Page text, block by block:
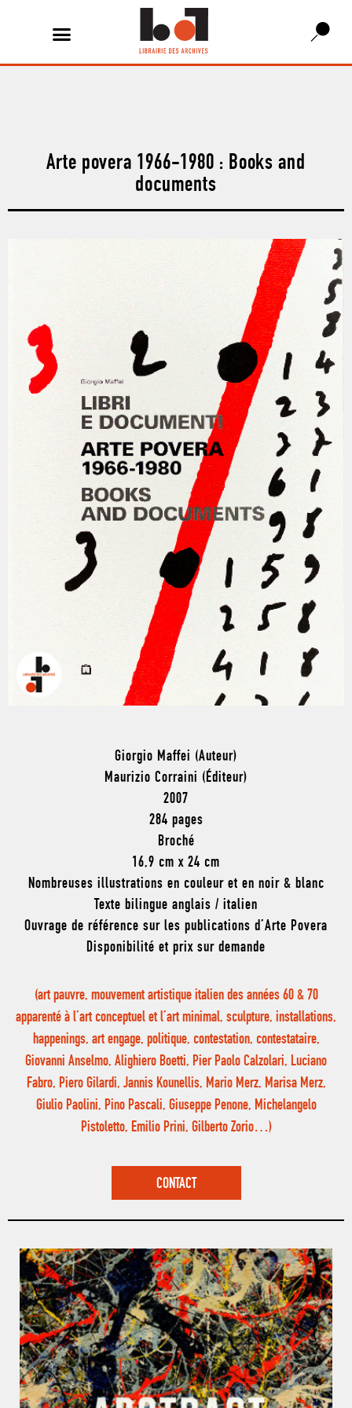
Arte povera 1966-1980 : Books and
documents
Giorgio Maffei (Auteur)
Maurizio Corraini (Éditeur)
2007
284 pages
Broché
16,9 cm x 24 cm
Nombreuses illustrations en couleur et en noir & blanc
Texte bilingue anglais / italien
Ouvrage de référence sur les publications d’Arte Povera
Disponibilité et prix sur demande
(art pauvre, mouvement artistique italien des années 60 & 70
apparenté à l’art conceptuel et l’art minimal, sculpture, installations,
happenings, art engage, politique, contestation, contestataire,
Giovanni Anselmo, Alighiero Boetti, Pier Paolo Calzolari, Luciano
Fabro, Piero Gilardi, Jannis Kounellis, Mario Merz, Marisa Merz,
Giulio Paolini, Pino Pascali, Giuseppe Penone, Michelangelo
Pistoletto, Emilio Prini, Gilberto Zorio…)
CONTACT